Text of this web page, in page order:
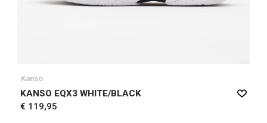
Kanso
KANSO EQX3 WHITE/BLACK
€ 119,95